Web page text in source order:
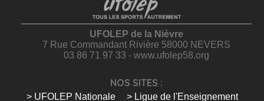
UFOLEP de la Nièvre
7 Rue Commandant Rivière 58000 NEVERS
03 86 71 97 33 - www.ufolep58.org
NOS SITES :
> UFOLEP Nationale > Ligue de l'Enseignement